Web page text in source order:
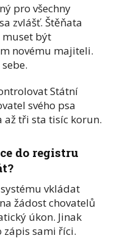
pro všechny
zvlášť. Štěňata
muset být
novému majiteli.
Státní
svého psa
až tři sta tisíc korun.
do registru
vkládat
žádost chovatelů
úkon. Jinak
zápis sami říci.